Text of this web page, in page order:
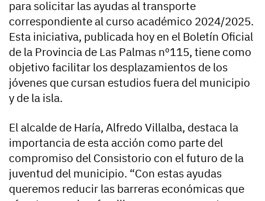
para solicitar las ayudas al transporte
correspondiente al curso académico 2024/2025.
Esta iniciativa, publicada hoy en el Boletín Oficial
de la Provincia de Las Palmas nº115, tiene como
objetivo facilitar los desplazamientos de los
jóvenes que cursan estudios fuera del municipio
y de la isla.
El alcalde de Haría, Alfredo Villalba, destaca la
importancia de esta acción como parte del
compromiso del Consistorio con el futuro de la
juventud del municipio. “Con estas ayudas
queremos reducir las barreras económicas que